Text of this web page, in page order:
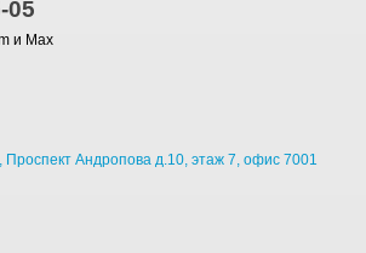
05
и Max
Проспект Андропова д.10, этаж 7, офис 7001